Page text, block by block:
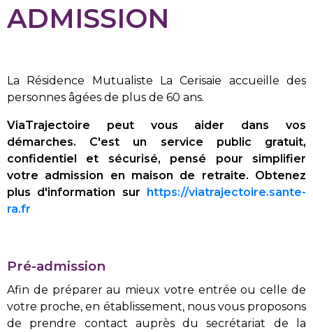
ADMISSION
La Résidence Mutualiste La Cerisaie accueille des
personnes âgées de plus de 60 ans.
ViaTrajectoire peut vous aider dans vos
démarches. C'est un service public gratuit,
confidentiel et sécurisé, pensé pour simplifier
votre admission en maison de retraite. Obtenez
plus d'information sur https://viatrajectoire.sante-
ra.fr
Pré-admission
Afin de préparer au mieux votre entrée ou celle de
votre proche, en établissement, nous vous proposons
de prendre contact auprès du secrétariat de la